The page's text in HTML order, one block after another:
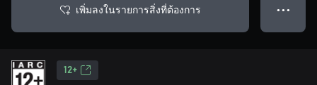
เพิ่มลงในรายการสิ่งที่ต้องการ ● ● ●
12+